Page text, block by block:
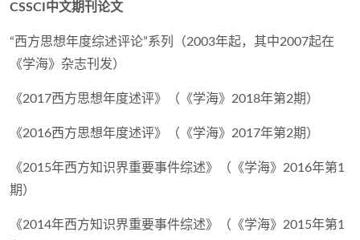
CSSCI中文期刊论文
“西方思想年度综述评论”系列（2003年起，其中2007起在
《学海》杂志刊发）
《2017西方思想年度述评》（《学海》2018年第2期）
《2016西方思想年度述评》（《学海》2017年第2期）
《2015年西方知识界重要事件综述》（《学海》2016年第1
期）
《2014年西方知识界重要事件综述》（《学海》2015年第1